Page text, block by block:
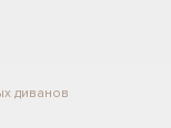
диванов